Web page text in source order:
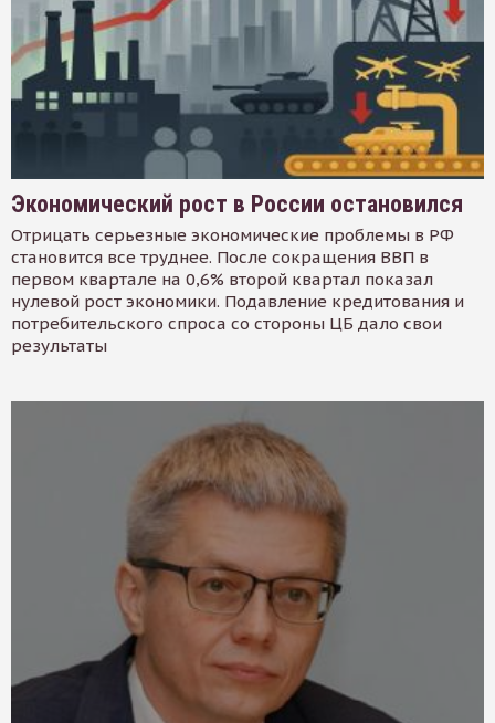
Экономический рост в России остановился
Отрицать серьезные экономические проблемы в РФ
становится все труднее. После сокращения ВВП в
первом квартале на 0,6% второй квартал показал
нулевой рост экономики. Подавление кредитования и
потребительского спроса со стороны ЦБ дало свои
результаты